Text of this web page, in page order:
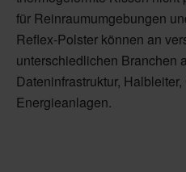
für Reinraumumgebungen
Reflex-Polster können an
unterschiedlichen Branchen
Dateninfrastruktur,
Energieanlagen.